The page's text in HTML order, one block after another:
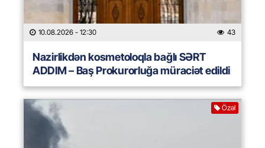
10.08.2026 - 12:30 43
Nazirlikdən kosmetoloqla bağlı SƏRT
ADDIM – Baş Prokurorluğa müraciət edildi
Özəl